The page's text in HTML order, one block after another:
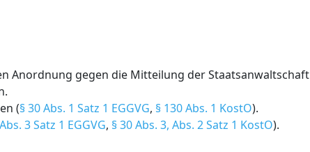
Anordnung gegen die Mitteilung der Staatsanwaltschaft
(§ 30 Abs. 1 Satz 1 EGGVG, § 130 Abs. 1 KostO).
3 Satz 1 EGGVG, § 30 Abs. 3, Abs. 2 Satz 1 KostO).